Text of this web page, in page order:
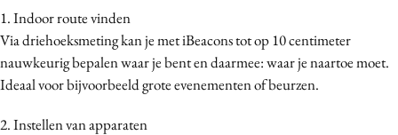
1. Indoor route vinden
Via driehoeksmeting kan je met iBeacons tot op 10 centimeter
nauwkeurig bepalen waar je bent en daarmee: waar je naartoe moet.
Ideaal voor bijvoorbeeld grote evenementen of beurzen.
2. Instellen van apparaten